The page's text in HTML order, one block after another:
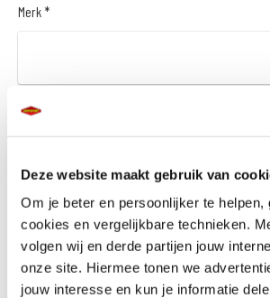
Deze website maakt gebruik van
Om je beter en persoonlijker te helpen,
cookies en vergelijkbare technieken.
volgen wij en derde partijen jouw
onze site. Hiermee tonen we
jouw interesse en kun je informatie
Merk *
Bouwjaar *